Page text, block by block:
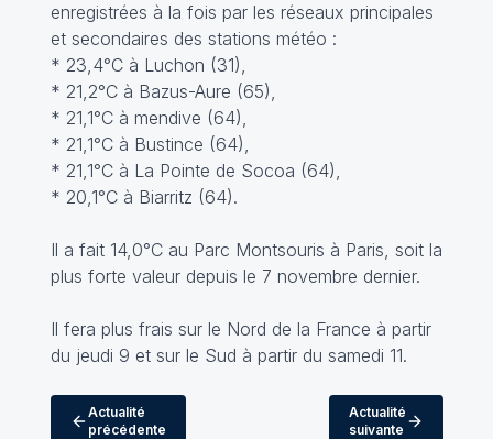
enregistrées à la fois par les réseaux principales
et secondaires des stations météo :
* 23,4°C à Luchon (31),
* 21,2°C à Bazus-Aure (65),
* 21,1°C à mendive (64),
* 21,1°C à Bustince (64),
* 21,1°C à La Pointe de Socoa (64),
* 20,1°C à Biarritz (64).
Il a fait 14,0°C au Parc Montsouris à Paris, soit la
plus forte valeur depuis le 7 novembre dernier.
Il fera plus frais sur le Nord de la France à partir
du jeudi 9 et sur le Sud à partir du samedi 11.
Actualité
précédente
Actualité
suivante